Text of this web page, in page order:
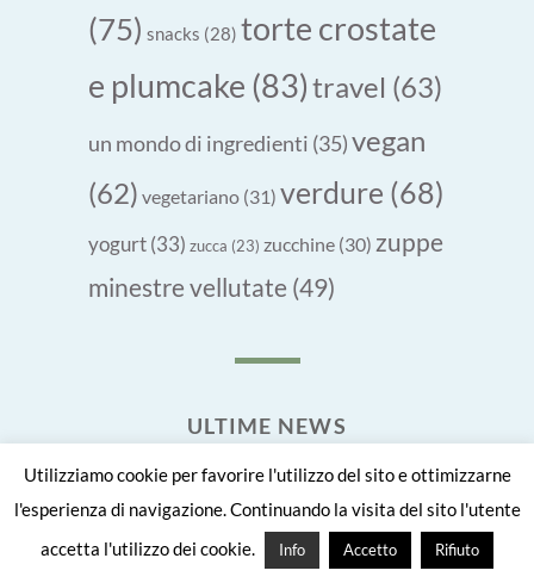
(75) snacks (28) torte crostate
e plumcake (83)travel (63)
un mondo di ingredienti (35)vegan
(62) vegetariano (31) verdure (68)
yogurt(33) zucca (23) zucchine (30) zuppe
minestre vellutate (49)
ULTIME NEWS
Crepes di quinoa al pomodoro e origano
1 Luglio 2026
Pane keto di thaina
1 Giugno 2026
Utilizziamo cookie per favorire l'utilizzo del sito e ottimizzarne
l'esperienza di navigazione. Continuando la visita del sito l'utente
accetta l'utilizzo dei cookie.
Info Accetto Rifiuto